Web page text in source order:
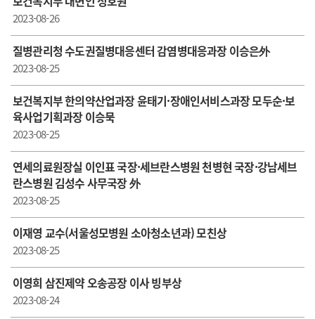
2023-08-26
질병관리청 수도권질병대응센터 감염병대응과장 이승은外
2023-08-25
보건복지부 한의약산업과장 윤태기·장애인서비스과장 모두순·보
육사업기획과장 이승묵
2023-08-25
연세의료원장실 이인표 국장·세브란스병원 천병현 국장·강남세브
란스병원 김성수 사무국장 外
2023-08-25
이재영 교수(서울성모병원 소아청소년과) 모친상
2023-08-25
이영희 삼진제약 오송공장 이사 빙부상
2023-08-24